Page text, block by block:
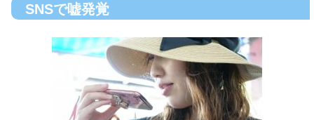
SNSで嘘発覚